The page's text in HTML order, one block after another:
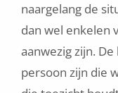
naargelang de
dan wel enkelen
aanwezig zijn.
persoon zijn die